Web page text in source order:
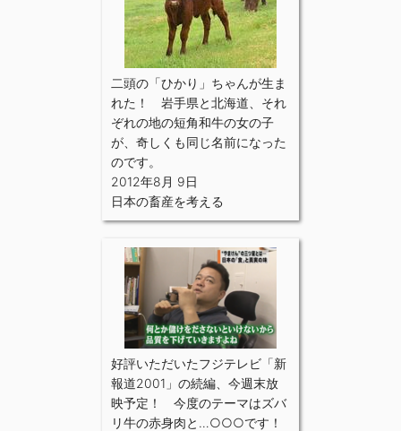
二頭の「ひかり」ちゃんが生ま
れた！ 岩手県と北海道、それ
ぞれの地の短角和牛の女の子
が、奇しくも同じ名前になった
のです。
2012年8月 9日
日本の畜産を考える
好評いただいたフジテレビ「新
報道2001」の続編、今週末放
映予定！ 今度のテーマはズバ
リ牛の赤身肉と…○○○です！